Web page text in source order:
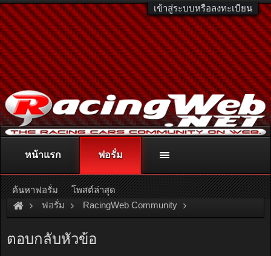
เข้าสู่ระบบหรือลงทะเบียน
ติดต่อลงโฆษณา racingweb@gmail.comหรือโทร. 081-811-1138
หรืออ่านรายละเอียดเพิ่มเติม คลิกที่นี่
ฟอรั่ม RacingWeb Community
ตอบกลับหัวข้อ
หน้าแรก ฟอรั่ม
ค้นหาฟอรั่ม โพสต์ล่าสุด